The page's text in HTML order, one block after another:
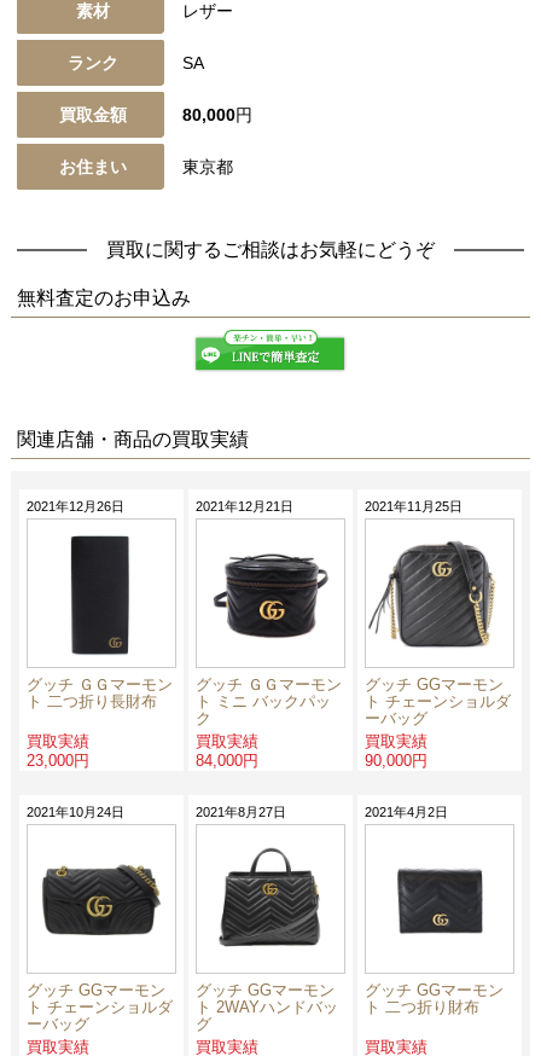
素材 レザー
ランク SA
買取金額 80,000円
お住まい 東京都
買取に関するご相談はお気軽にどうぞ
無料査定のお申込み
関連店舗・商品の買取実績
2021年12月26日
グッチ ＧＧマーモン
ト 二つ折り長財布
買取実績
23,000円
2021年12月21日
グッチ ＧＧマーモン
ト ミニ バックパッ
ク
買取実績
84,000円
2021年11月25日
グッチ GGマーモン
ト チェーンショルダ
ーバッグ
買取実績
90,000円
2021年10月24日
グッチ GGマーモン
ト チェーンショルダ
ーバッグ
買取実績
2021年8月27日
グッチ GGマーモン
ト 2WAYハンドバッ
グ
買取実績
2021年4月2日
グッチ GGマーモン
ト 二つ折り財布
買取実績